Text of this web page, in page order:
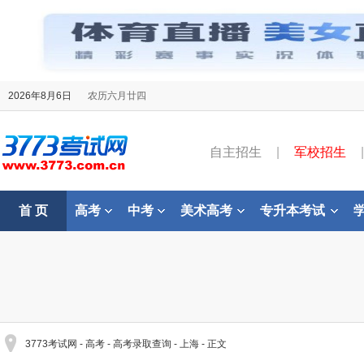
2026年8月6日 农历六月廿四
自主招生 军校招生
首 页 高考 中考 美术高考 专升本考试
3773考试网 - 高考 - 高考录取查询 - 上海 - 正文